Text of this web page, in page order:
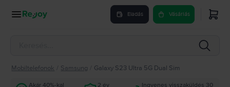
Eladás Vásárlás
Mobiltelefonok Samsung Galaxy S23 Ultra 5G Dual Sim
Akár 40%-kal
2 év
Ingyenes visszaküldés 30